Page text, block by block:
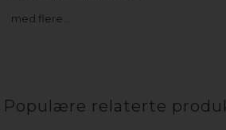
med flere…
Populære relaterte